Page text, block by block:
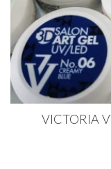
VICTORIA